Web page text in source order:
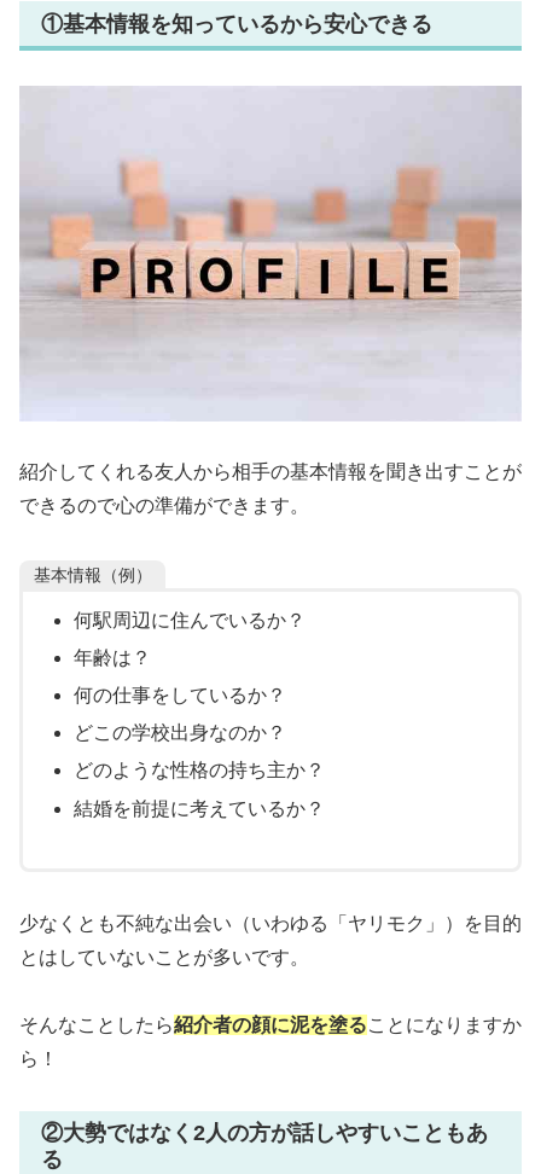
①基本情報を知っているから安心できる
紹介してくれる友人から相手の基本情報を聞き出すことが
できるので心の準備ができます。
基本情報（例）
何駅周辺に住んでいるか？
年齢は？
何の仕事をしているか？
どこの学校出身なのか？
どのような性格の持ち主か？
結婚を前提に考えているか？
少なくとも不純な出会い（いわゆる「ヤリモク」）を目的
とはしていないことが多いです。
そんなことしたら紹介者の顔に泥を塗ることになりますか
ら！
②大勢ではなく2人の方が話しやすいこともあ
る